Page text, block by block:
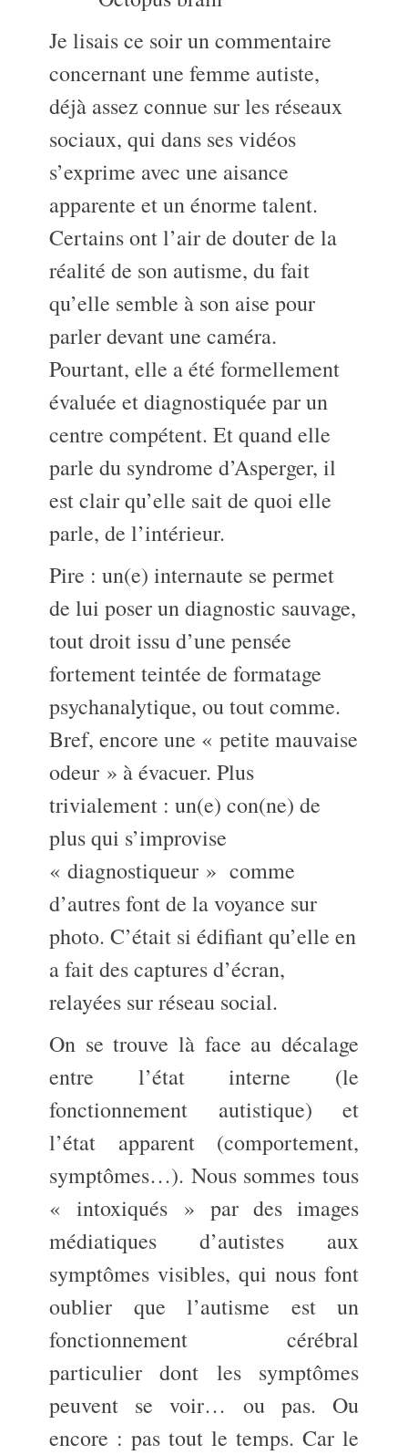
Je lisais ce soir un commentaire
concernant une femme autiste,
déjà assez connue sur les réseaux
sociaux, qui dans ses vidéos
s’exprime avec une aisance
apparente et un énorme talent.
Certains ont l’air de douter de la
réalité de son autisme, du fait
qu’elle semble à son aise pour
parler devant une caméra.
Pourtant, elle a été formellement
évaluée et diagnostiquée par un
centre compétent. Et quand elle
parle du syndrome d’Asperger, il
est clair qu’elle sait de quoi elle
parle, de l’intérieur.
Pire : un(e) internaute se permet
de lui poser un diagnostic sauvage,
tout droit issu d’une pensée
fortement teintée de formatage
psychanalytique, ou tout comme.
Bref, encore une « petite mauvaise
odeur » à évacuer. Plus
trivialement : un(e) con(ne) de
plus qui s’improvise
« diagnostiqueur » comme
d’autres font de la voyance sur
photo. C’était si édifiant qu’elle en
a fait des captures d’écran,
relayées sur réseau social.
On se trouve là face au décalage
entre l’état interne (le
fonctionnement autistique) et
l’état apparent (comportement,
symptômes…). Nous sommes tous
« intoxiqués » par des images
médiatiques d’autistes aux
symptômes visibles, qui nous font
oublier que l’autisme est un
fonctionnement cérébral
particulier dont les symptômes
peuvent se voir… ou pas. Ou
encore : pas tout le temps. Car le